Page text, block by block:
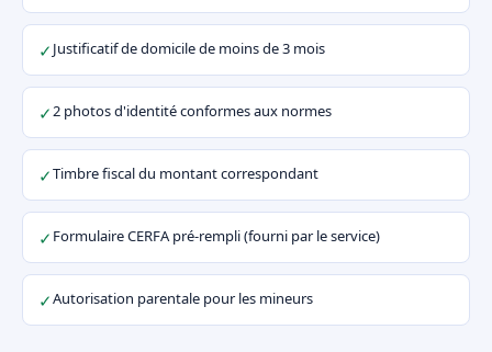
✓Justificatif de domicile de moins de 3 mois
✓2 photos d'identité conformes aux normes
✓Timbre fiscal du montant correspondant
✓ Formulaire CERFA pré-rempli (fourni par le service)
✓Autorisation parentale pour les mineurs